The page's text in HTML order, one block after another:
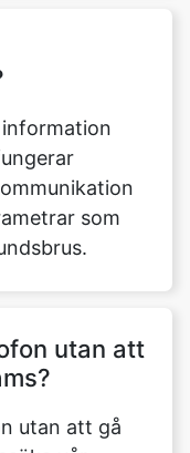
som
utan att
utan att gå